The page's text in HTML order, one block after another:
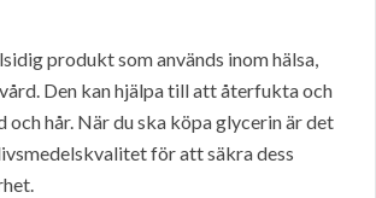
produkt som används inom hälsa,
Den kan hjälpa till att återfukta och
och hår. När du ska köpa glycerin är det
för att säkra dess